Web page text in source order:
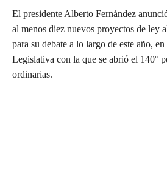
El presidente Alberto Fernández
al menos diez nuevos proyectos de ley
para su debate a lo largo de este año,
Legislativa con la que se abrió el 140°
ordinarias.